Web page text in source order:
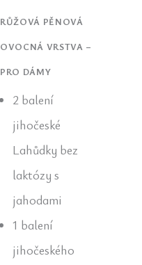
RŮŽOVÁ PĚNOVÁ
OVOCNÁ VRSTVA –
PRO DÁMY
2 balení
jihočeské
Lahůdky bez
laktózy s
jahodami
1 balení
jihočeského